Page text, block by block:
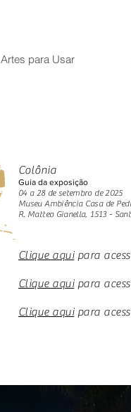
Artes para Usar
Colônia
Guia da exposição
04 a 28 de setembro de 2025
Museu Ambiência Casa de
R. Matteo Gianella, 1513 -
Clique aquipara
Clique aquipara
Clique aquipara